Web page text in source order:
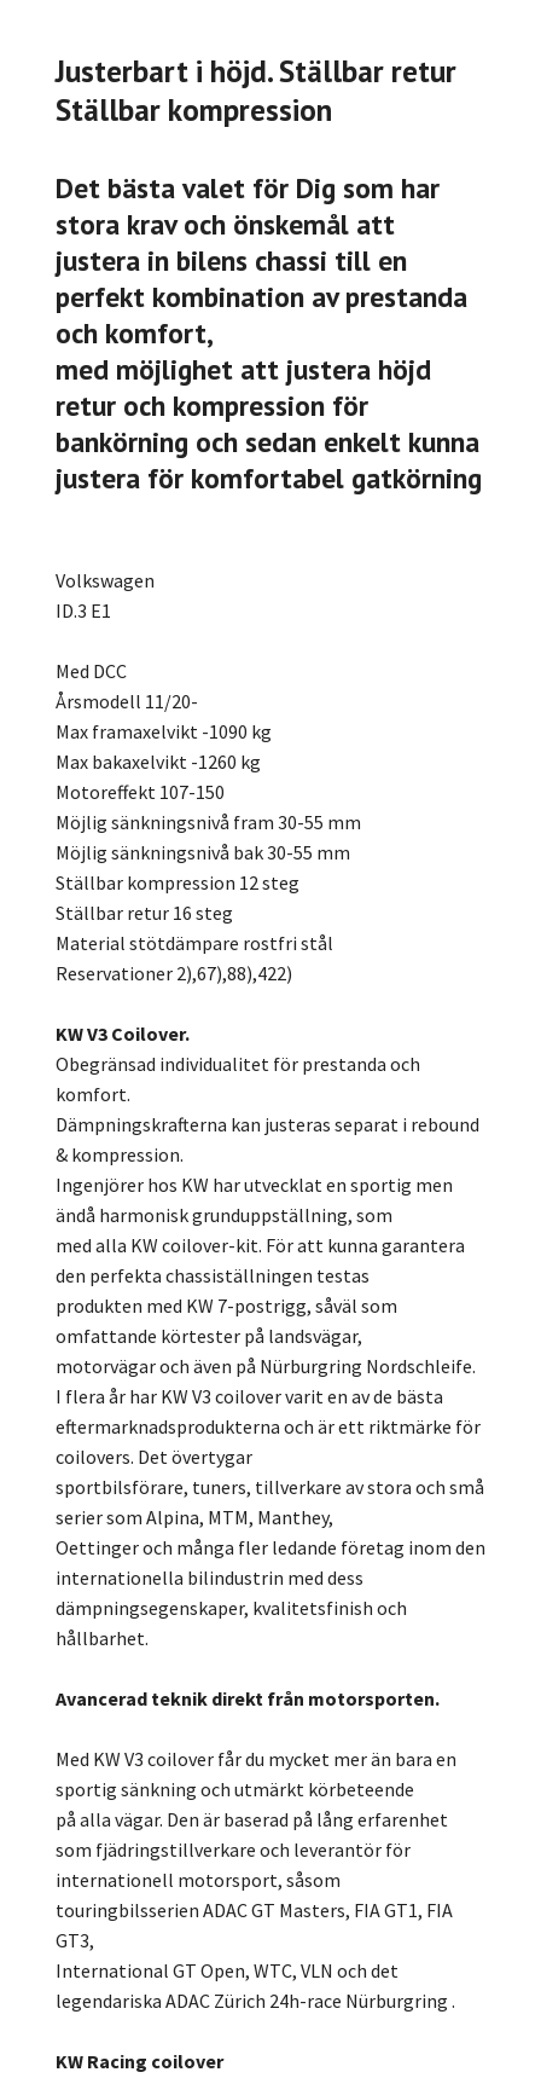
Justerbart i höjd. Ställbar retur
Ställbar kompression
Det bästa valet för Dig som har
stora krav och önskemål att
justera in bilens chassi till en
perfekt kombination av prestanda
och komfort,
med möjlighet att justera höjd
retur och kompression för
bankörning och sedan enkelt kunna
justera för komfortabel gatkörning
Volkswagen
ID.3 E1
Med DCC
Årsmodell 11/20-
Max framaxelvikt -1090 kg
Max bakaxelvikt -1260 kg
Motoreffekt 107-150
Möjlig sänkningsnivå fram 30-55 mm
Möjlig sänkningsnivå bak 30-55 mm
Ställbar kompression 12 steg
Ställbar retur 16 steg
Material stötdämpare rostfri stål
Reservationer 2),67),88),422)
KW V3 Coilover.
Obegränsad individualitet för prestanda och
komfort.
Dämpningskrafterna kan justeras separat i rebound
& kompression.
Ingenjörer hos KW har utvecklat en sportig men
ändå harmonisk grunduppställning, som
med alla KW coilover-kit. För att kunna garantera
den perfekta chassiställningen testas
produkten med KW 7-postrigg, såväl som
omfattande körtester på landsvägar,
motorvägar och även på Nürburgring Nordschleife.
I flera år har KW V3 coilover varit en av de bästa
eftermarknadsprodukterna och är ett riktmärke för
coilovers. Det övertygar
sportbilsförare, tuners, tillverkare av stora och små
serier som Alpina, MTM, Manthey,
Oettinger och många fler ledande företag inom den
internationella bilindustrin med dess
dämpningsegenskaper, kvalitetsfinish och
hållbarhet.
Avancerad teknik direkt från motorsporten.
Med KW V3 coilover får du mycket mer än bara en
sportig sänkning och utmärkt körbeteende
på alla vägar. Den är baserad på lång erfarenhet
som fjädringstillverkare och leverantör för
internationell motorsport, såsom
touringbilsserien ADAC GT Masters, FIA GT1, FIA
GT3,
International GT Open, WTC, VLN och det
legendariska ADAC Zürich 24h-race Nürburgring .
KW Racing coilover